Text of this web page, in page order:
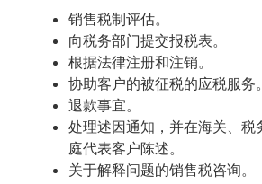
销售税制评估。
向税务部门提交报税表。
根据法律注册和注销。
协助客户的被征税的应税服务。
退款事宜。
处理述因通知，并在海关、税
庭代表客户陈述。
关于解释问题的销售税咨询。